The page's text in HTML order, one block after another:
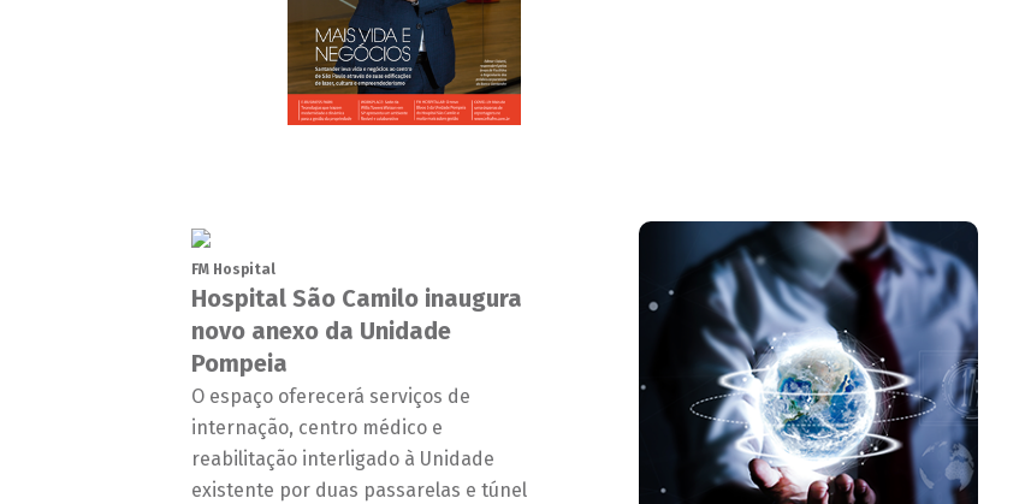
FM Hospital
Hospital São Camilo inaugura
novo anexo da Unidade
Pompeia
O espaço oferecerá serviços de
internação, centro médico e
reabilitação interligado à Unidade
existente por duas passarelas e túnel